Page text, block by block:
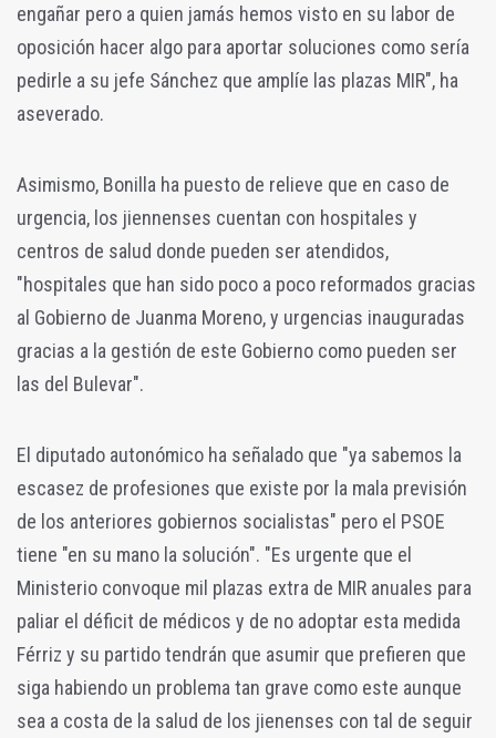
engañar pero a quien jamás hemos visto en su labor de
oposición hacer algo para aportar soluciones como sería
pedirle a su jefe Sánchez que amplíe las plazas MIR", ha
aseverado.
Asimismo, Bonilla ha puesto de relieve que en caso de
urgencia, los jiennenses cuentan con hospitales y
centros de salud donde pueden ser atendidos,
"hospitales que han sido poco a poco reformados gracias
al Gobierno de Juanma Moreno, y urgencias inauguradas
gracias a la gestión de este Gobierno como pueden ser
las del Bulevar".
El diputado autonómico ha señalado que "ya sabemos la
escasez de profesiones que existe por la mala previsión
de los anteriores gobiernos socialistas" pero el PSOE
tiene "en su mano la solución". "Es urgente que el
Ministerio convoque mil plazas extra de MIR anuales para
paliar el déficit de médicos y de no adoptar esta medida
Férriz y su partido tendrán que asumir que prefieren que
siga habiendo un problema tan grave como este aunque
sea a costa de la salud de los jienenses con tal de seguir